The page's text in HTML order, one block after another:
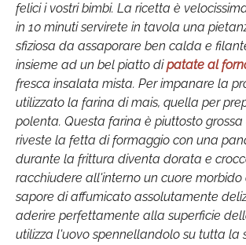
felici i vostri bimbi. La ricetta è
in 10 minuti servirete in tavola una
sfiziosa da assaporare ben calda e
insieme ad un bel piatto dipatate al
fresca insalata mista. Per impanare la
utilizzato la farina di mais, quella per
polenta. Questa farina è piuttosto
riveste la fetta di formaggio con una
durante la frittura diventa dorata e
racchiudere all'interno un cuore
sapore di affumicato assolutamente
aderire perfettamente alla superficie
utilizza l'uovo spennellandolo su tutta la